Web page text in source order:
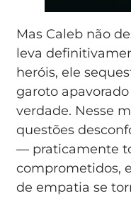
Mas Caleb não
leva
heróis, ele
garoto
verdade. Nesse
questões
— praticamente
comprometidos,
de empatia se